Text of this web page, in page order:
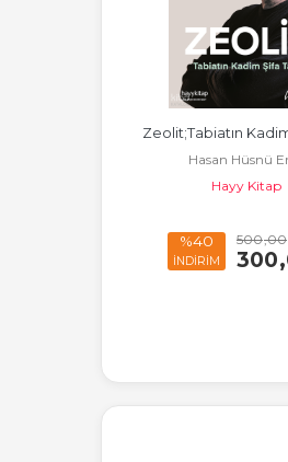
Zeolit;Tabiatın
Hasan Hüsnü
Hayy Kitap
%40
İNDİRİM
500,00
300